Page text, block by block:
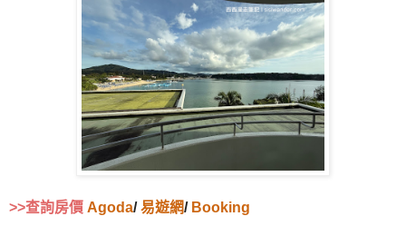
>>查詢房價 Agoda/易遊網/ Booking